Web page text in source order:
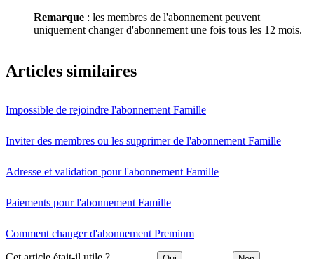
Remarque : les membres de l'abonnement peuvent
uniquement changer d'abonnement une fois tous les 12 mois.
Articles similaires
Impossible de rejoindre l'abonnement Famille
Inviter des membres ou les supprimer de l'abonnement Famille
Adresse et validation pour l'abonnement Famille
Paiements pour l'abonnement Famille
Comment changer d'abonnement Premium